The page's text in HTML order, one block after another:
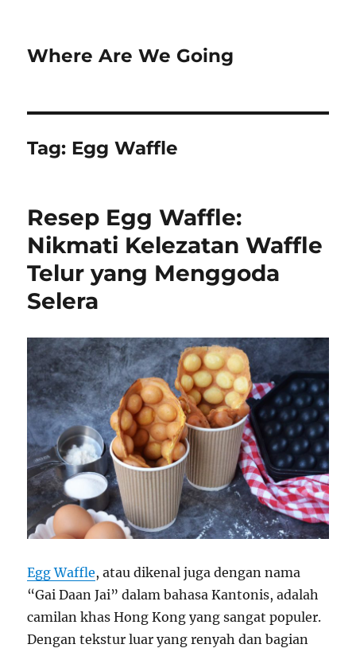
Where Are We Going
Tag: Egg Waffle
Resep Egg Waffle:
Nikmati Kelezatan Waffle
Telur yang Menggoda
Selera
Egg Waffle, atau dikenal juga dengan nama
“Gai Daan Jai” dalam bahasa Kantonis, adalah
camilan khas Hong Kong yang sangat populer.
Dengan tekstur luar yang renyah dan bagian